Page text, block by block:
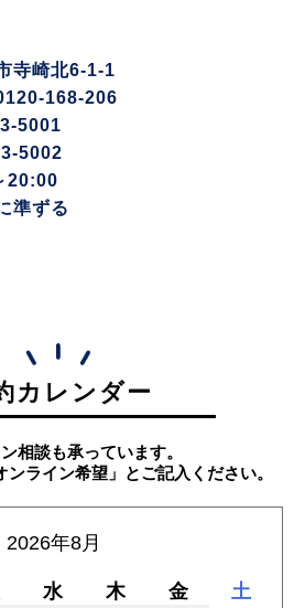
寺崎北6-1-1
168-206
5001
5002
20:00
準ずる
カレンダー
相談も承っています。
ライン希望」とご記入ください。
2026年8月
水 木 金 土